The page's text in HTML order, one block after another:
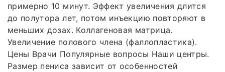
примерно 10 минут. Эффект увеличения длится
до полутора лет, потом инъекцию повторяют в
меньших дозах. Коллагеновая матрица.
Увеличение полового члена (фаллопластика).
Цены Врачи Популярные вопросы Наши центры.
Размер пениса зависит от особенностей